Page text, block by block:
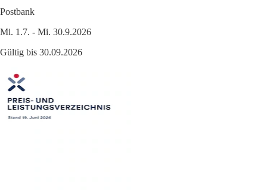
Postbank
Mi. 1.7. - Mi. 30.9.2026
Gültig bis 30.09.2026